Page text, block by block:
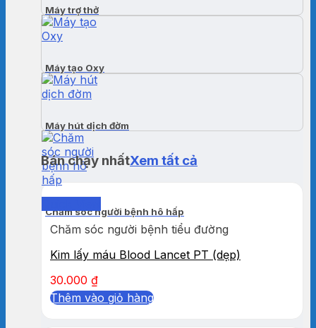
Máy trợ thở
Máy tạo Oxy
Máy hút dịch đờm
Chăm sóc người bệnh hô hấp
Bán chạy nhấtXem tất cả
Chăm sóc người bệnh tiểu đường
Kim lấy máu Blood Lancet PT (dẹp)
30.000 ₫
Thêm vào giỏ hàng